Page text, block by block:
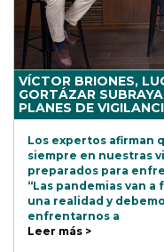
VÍCTOR BRIONES,
GORTÁZAR
PLANES DE
Los expertos afirman
siempre en nuestras
preparados para
“Las pandemias van
una realidad y
enfrentarnos a
Leer más >